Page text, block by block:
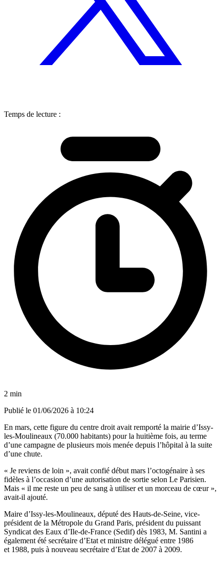
Temps de lecture :
2 min
Publié le 01/06/2026 à 10:24
En mars, cette figure du centre droit avait remporté la mairie d’Issy-
les-Moulineaux (70.000 habitants) pour la huitième fois, au terme
d’une campagne de plusieurs mois menée depuis l’hôpital à la suite
d’une chute.
« Je reviens de loin », avait confié début mars l’octogénaire à ses
fidèles à l’occasion d’une autorisation de sortie selon Le Parisien.
Mais « il me reste un peu de sang à utiliser et un morceau de cœur »,
avait-il ajouté.
Maire d’Issy-les-Moulineaux, député des Hauts-de-Seine, vice-
président de la Métropole du Grand Paris, président du puissant
Syndicat des Eaux d’Ile-de-France (Sedif) dès 1983, M. Santini a
également été secrétaire d’Etat et ministre délégué entre 1986
et 1988, puis à nouveau secrétaire d’Etat de 2007 à 2009.